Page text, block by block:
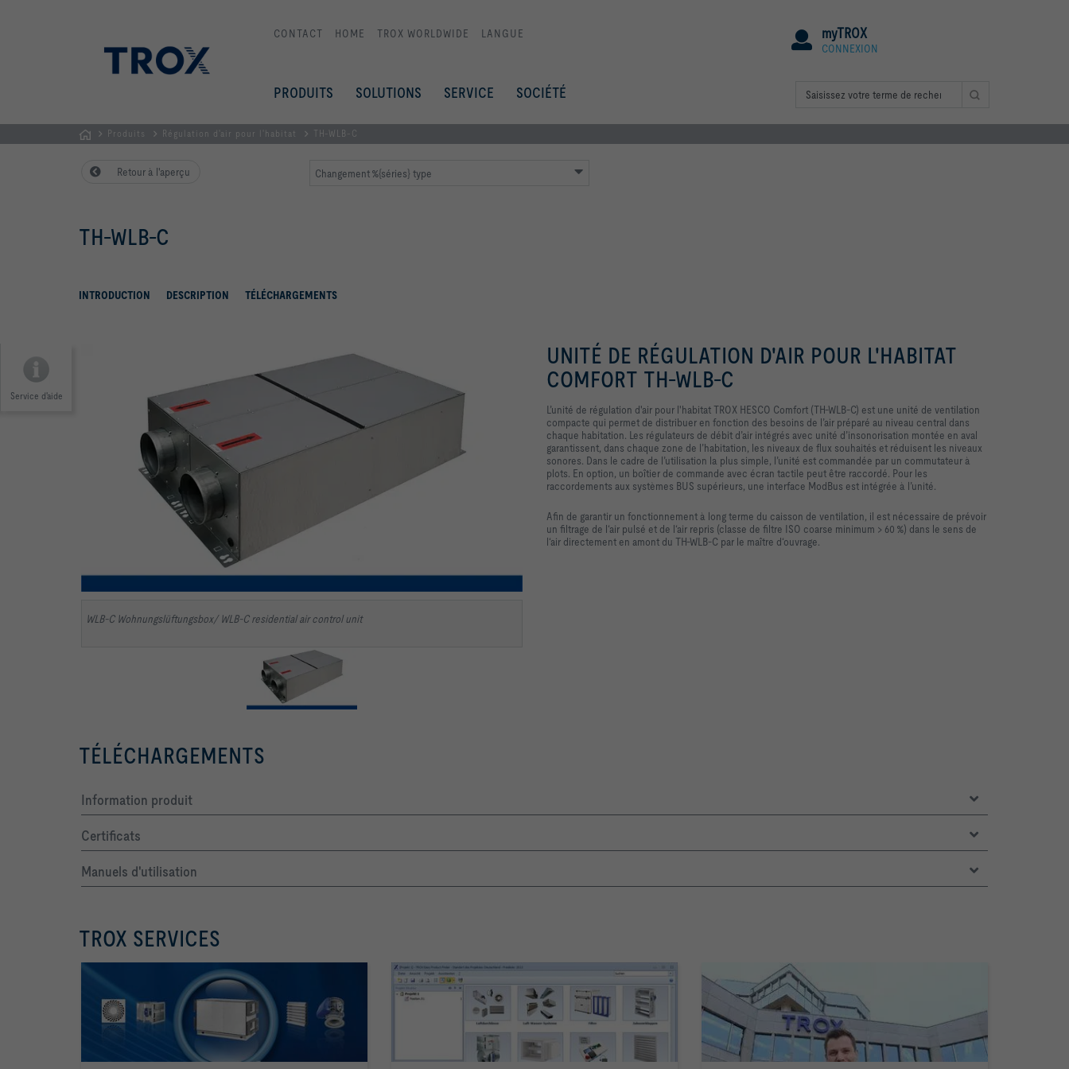
CONTACT HOME TROX WORLDWIDE LANGUE myTROX
CONNEXION
PRODUITS SOLUTIONS SERVICE SOCIÉTÉ
d'accueil
Produits Régulation d'air pour l'habitat TH-WLB-C
Retour à l'aperçu Changement %{séries} type
TH-WLB-C
INTRODUCTION DESCRIPTION TÉLÉCHARGEMENTS
Service d'aide
WLB-C Wohnungslüftungsbox/ WLB-C residential air control unit
UNITÉ DE RÉGULATION D'AIR POUR L'HABITAT
COMFORT TH-WLB-C
L’unité de régulation d'air pour l'habitat TROX HESCO Comfort (TH-WLB-C) est une unité de ventilation
compacte qui permet de distribuer en fonction des besoins de l’air préparé au niveau central dans
chaque habitation. Les régulateurs de débit d’air intégrés avec unité d’insonorisation montée en aval
garantissent, dans chaque zone de l’habitation, les niveaux de flux souhaités et réduisent les niveaux
sonores. Dans le cadre de l’utilisation la plus simple, l’unité est commandée par un commutateur à
plots. En option, un boîtier de commande avec écran tactile peut être raccordé. Pour les
raccordements aux systèmes BUS supérieurs, une interface ModBus est intégrée à l’unité.
Afin de garantir un fonctionnement à long terme du caisson de ventilation, il est nécessaire de prévoir
un filtrage de l‘air pulsé et de l‘air repris (classe de filtre ISO coarse minimum > 60 %) dans le sens de
l‘air directement en amont du TH-WLB-C par le maître d‘ouvrage.
TÉLÉCHARGEMENTS
Information produit
Certificats
Manuels d'utilisation
TROX SERVICES